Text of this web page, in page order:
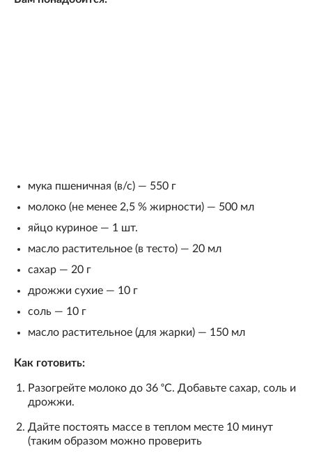
мука пшеничная (в/с) — 550 г
молоко (не менее 2,5 % жирности) — 500 мл
яйцо куриное — 1 шт.
масло растительное (в тесто) — 20 мл
сахар — 20 г
дрожжи сухие — 10 г
соль — 10 г
масло растительное (для жарки) — 150 мл
Как готовить:
Разогрейте молоко до 36 ᵒС. Добавьте сахар, соль и
дрожжи.
Дайте постоять массе в теплом месте 10 минут
(таким образом можно проверить